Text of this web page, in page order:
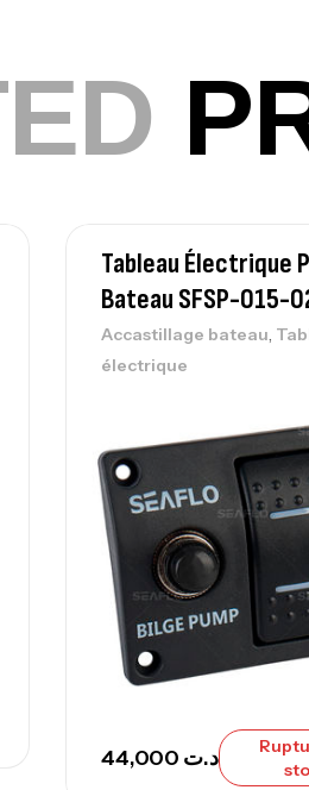
Tableau Électrique
Bateau SFSP-015-
Accastillage bateau,
électrique
د.ت